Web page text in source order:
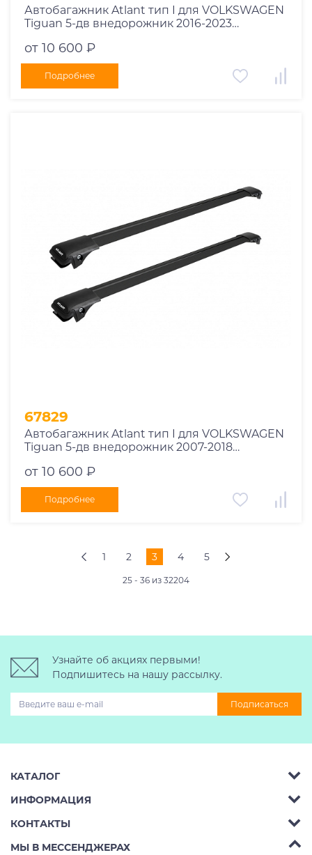
Автобагажник Atlant тип I для VOLKSWAGEN
Tiguan 5-дв внедорожник 2016-2023
10002+11115+11114
от 10 600 ₽
Подробнее
67829
Автобагажник Atlant тип I для VOLKSWAGEN
Tiguan 5-дв внедорожник 2007-2018
10002+11114+11118
от 10 600 ₽
Подробнее
1 2 3 4 5
25 - 36 из 32204
Узнайте об акциях первыми!
Подпишитесь на нашу рассылку.
Подписаться
КАТАЛОГ
Багажник на крышу авто
Автобоксы
ИНФОРМАЦИЯ
Аренда
Ремонт
КОНТАКТЫ
Телефон: 8 (495) 2367486
МЫ В МЕССЕНДЖЕРАХ